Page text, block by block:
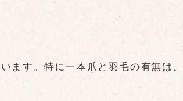
ます。特に一本爪と羽毛の有無は、